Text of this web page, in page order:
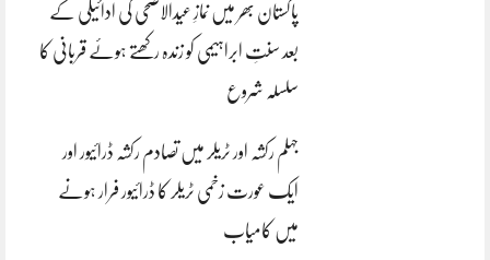
پاکستان بھر میں نمازِ عیدالاضحی کی ادائیگی کے
بعد سنتِ ابراہیمی کو زندہ رکھتے ہوئے قربانی کا
سلسلہ شروع
جہلم رکشہ اور ٹریلر میں تصادم رکشہ ڈرائیور اور
ایک عورت زخمی ٹریلر کا ڈرائیور فرار ہونے
میں کامیاب